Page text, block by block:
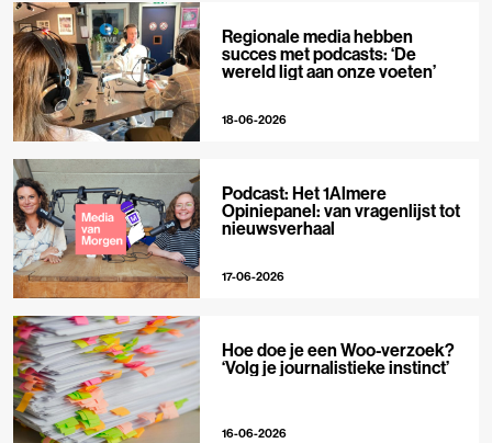
Regionale media hebben
succes met podcasts: ‘De
wereld ligt aan onze voeten’
18-06-2026
Podcast: Het 1Almere
Opiniepanel: van vragenlijst tot
nieuwsverhaal
17-06-2026
Hoe doe je een Woo-verzoek?
‘Volg je journalistieke instinct’
16-06-2026